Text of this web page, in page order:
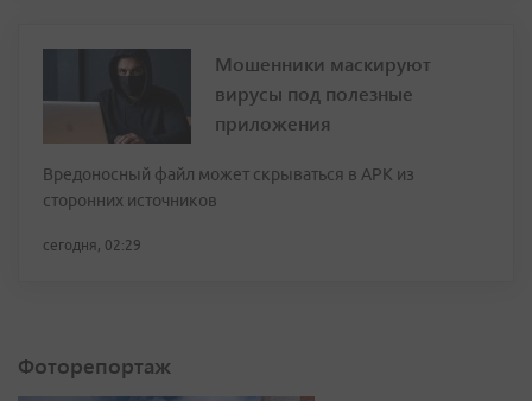
Мошенники маскируют
вирусы под полезные
приложения
Вредоносный файл может скрываться в APK из
сторонних источников
сегодня, 02:29
Фоторепортаж